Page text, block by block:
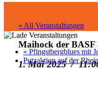
« All Veranstaltungen
Maihock der BASF
1. Mai 2025 /
« Pfingstbergblues mit
Putzaktion auf der